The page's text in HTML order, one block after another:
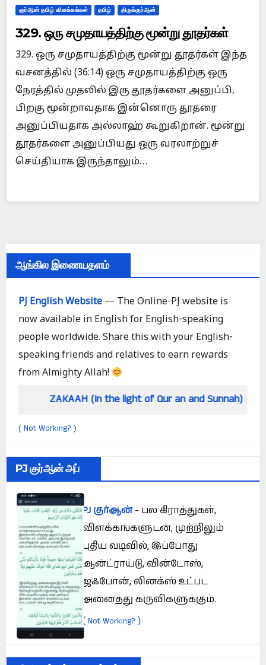
குர்ஆன் தமிழ் விளக்கங்கள் தமிழ் திருக்குர்ஆன்
329. ஒரு சமுதாயத்திற்கு மூன்று தூதர்கள்
329. ஒரு சமுதாயத்திற்கு மூன்று தூதர்கள் இந்த
வசனத்தில் (36:14) ஒரு சமுதாயத்திற்கு ஒரு
நேரத்தில் முதலில் இரு தூதர்களை அனுப்பி,
பிறகு மூன்றாவதாக இன்னொரு தூதரை
அனுப்பியதாக அல்லாஹ் கூறுகிறான். மூன்று
தூதர்களை அனுப்பியது ஒரு வரலாற்றுச்
செய்தியாக இருந்தாலும்…
ஆங்கில இணையதளம்
PJ English Website — The Online-PJ website is
now available in English for English-speaking
people worldwide. Share this with your English-
speaking friends and relatives to earn rewards
from Almighty Allah!
(In the light of Qur an and Sunnah)
( Not Working? )
PJ குர்ஆன் அப்
PJ குர்ஆன்- பல கிராத்துகள்,
விளக்கங்களுடன், முற்றிலும்
புதிய வடிவில், இப்போது
ஆன்ட்ராய்டு, வின்டோஸ்,
ஜஃபோன், லினக்ஸ் உட்பட
அனைத்து கருவிகளுக்கும்.
(Not Working? )